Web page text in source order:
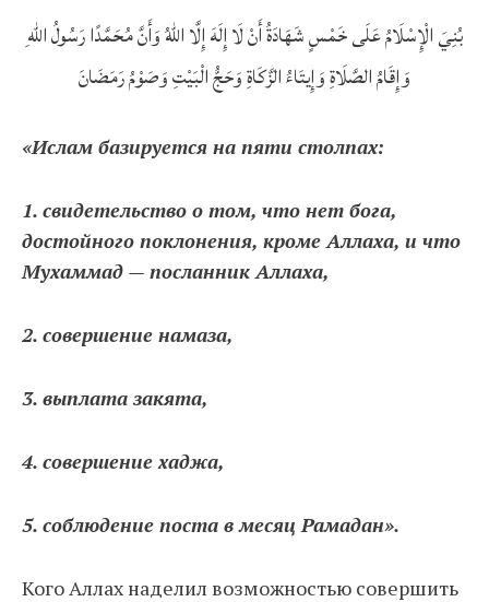
بُنِيَ الْإِسْلَامُ عَلَى خَمْسٍ شَهَادَةُ أَنْ لَا إِلَهَ إِلَّا اللهُ وَأَنَّ مُحَمَّدًا رَسُولُ اللهِ
وَإِقَامُ الصَّلَاةِ وَإِيتَاءُ الزَّكَاةِ وَحَجُّ الْبَيْتِ وَصَوْمُ رَمَضَانَ
«Ислам базируется на пяти столпах:
1. свидетельство о том, что нет бога,
достойного поклонения, кроме Аллаха, и что
Мухаммад — посланник Аллаха,
2. совершение намаза,
3. выплата закята,
4. совершение хаджа,
5. соблюдение поста в месяц Рамадан».
Кого Аллах наделил возможностью совершить